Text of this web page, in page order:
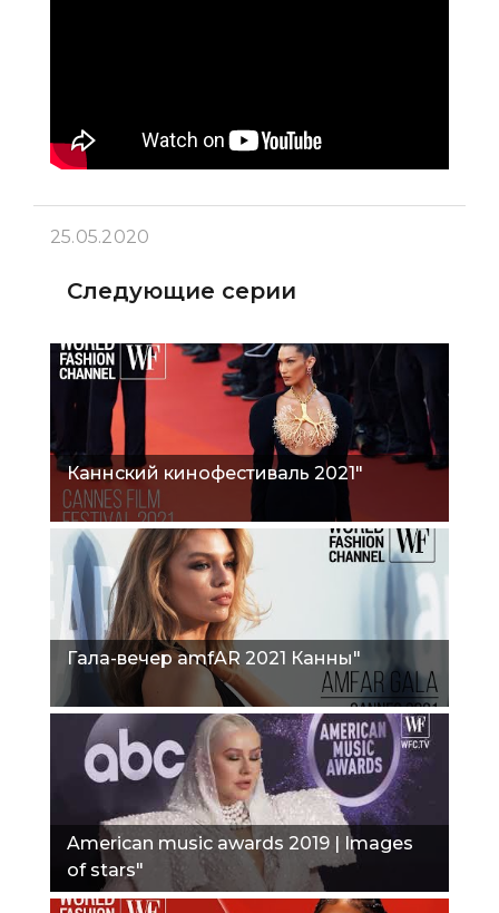
25.05.2020
Следующие серии
Каннский кинофестиваль 2021"
Гала-вечер amfAR 2021 Канны"
American music awards 2019 | Images
of stars"